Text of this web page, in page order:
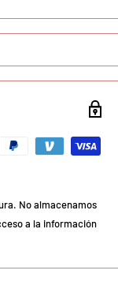
No almacenamos
a la información